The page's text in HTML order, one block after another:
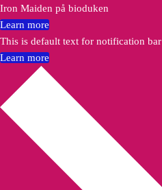
Iron Maiden på bioduken
Learn more
This is default text for notification bar
Learn more